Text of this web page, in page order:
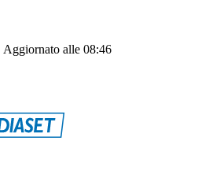
Aggiornato alle 08:46